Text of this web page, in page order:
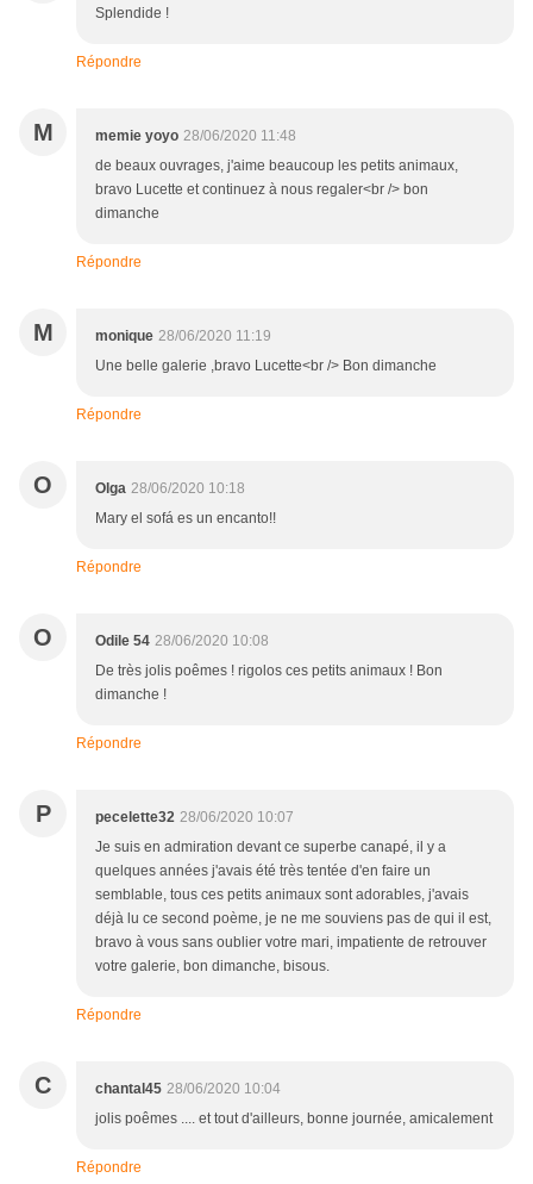
Splendide !
Répondre
M memie yoyo 28/06/2020 11:48
de beaux ouvrages, j'aime beaucoup les petits animaux,
bravo Lucette et continuez à nous regaler<br /> bon
dimanche
Répondre
M monique 28/06/2020 11:19
Une belle galerie ,bravo Lucette<br /> Bon dimanche
Répondre
O Olga 28/06/2020 10:18
Mary el sofá es un encanto!!
Répondre
O Odile 54 28/06/2020 10:08
De très jolis poêmes ! rigolos ces petits animaux ! Bon
dimanche !
Répondre
P pecelette32 28/06/2020 10:07
Je suis en admiration devant ce superbe canapé, il y a
quelques années j'avais été très tentée d'en faire un
semblable, tous ces petits animaux sont adorables, j'avais
déjà lu ce second poème, je ne me souviens pas de qui il est,
bravo à vous sans oublier votre mari, impatiente de retrouver
votre galerie, bon dimanche, bisous.
Répondre
C chantal45 28/06/2020 10:04
jolis poêmes .... et tout d'ailleurs, bonne journée, amicalement
Répondre